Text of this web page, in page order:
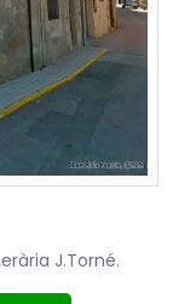
J.Torné.